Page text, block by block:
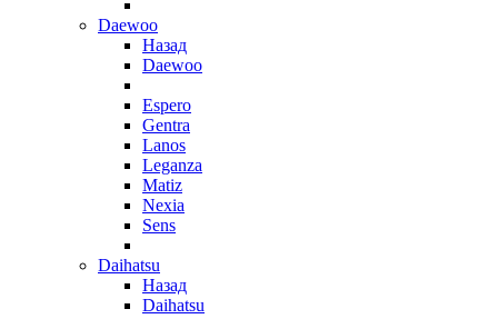
Daewoo
Назад
Daewoo
Espero
Gentra
Lanos
Leganza
Matiz
Nexia
Sens
Daihatsu
Назад
Daihatsu